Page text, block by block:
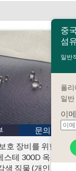
문의
호 장비를 위한
스테 300D 옥스
색 직물 (개인보
중
섬
일반
폴
일반
이